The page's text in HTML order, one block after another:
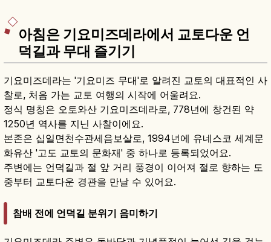
아침은 기요미즈데라에서 교토다운 언
덕길과 무대 즐기기
기요미즈데라는 '기요미즈 무대'로 알려진 교토의 대표적인 사
찰로, 처음 가는 교토 여행의 시작에 어울려요.
정식 명칭은 오토와산 기요미즈데라로, 778년에 창건된 약
1250년 역사를 지닌 사찰이에요.
본존은 십일면천수관세음보살로, 1994년에 유네스코 세계문
화유산 '고도 교토의 문화재' 중 하나로 등록되었어요.
주변에는 언덕길과 절 앞 거리 풍경이 이어져 절로 향하는 도
중부터 교토다운 경관을 만날 수 있어요.
참배 전에 언덕길 분위기 음미하기